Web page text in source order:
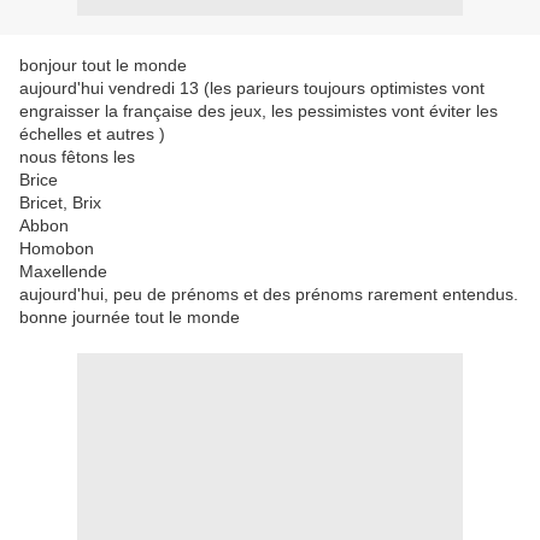
bonjour tout le monde
aujourd'hui vendredi 13 (les parieurs toujours optimistes vont
engraisser la française des jeux, les pessimistes vont éviter les
échelles et autres )
nous fêtons les
Brice
Bricet, Brix
Abbon
Homobon
Maxellende
aujourd'hui, peu de prénoms et des prénoms rarement entendus.
bonne journée tout le monde